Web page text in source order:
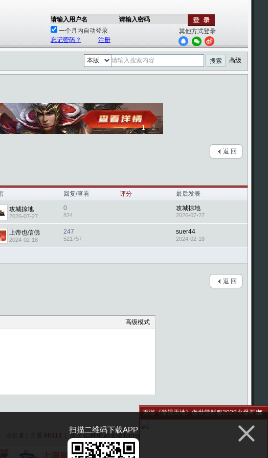
请输入用户名
请输入密码
一个月内自动登录
忘记密码？
注册
其他方式登录
搜索 高级
1 2
返 回
回复/查看 评分 最后发表
攻城掠地
2026-07-27
0
824
攻城掠地
2026-07-27
上帝也信佛
2024-02-18
247
521757
suer44
2024-02-18
返 回
高级模式
6 66313 版主:山姆猪 高文猪 luntan003 巡山妖精
扫描二维码下载APP
页游《傲视天地》傲世堂新服2029火爆开启